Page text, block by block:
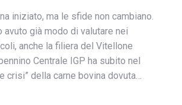
iniziato, ma le sfide non cambiano.
avuto già modo di valutare nei
anche la filiera del Vitellone
Centrale IGP ha subito nel
crisi” della carne bovina dovuta…